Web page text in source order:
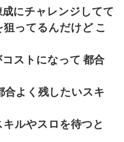
にチャレンジしてて
ってるんだけど こ
ストになって 都合
合よく残したいスキ
ルやスロを待つと